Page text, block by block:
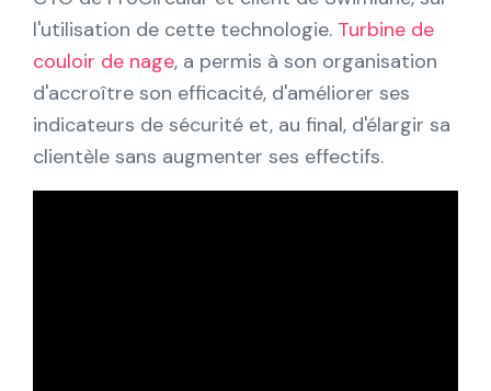
Contact
Blog
l'utilisation de cette technologie. Turbine de
couloir de nage, a permis à son organisation
d'accroître son efficacité, d'améliorer ses
indicateurs de sécurité et, au final, d'élargir sa
clientèle sans augmenter ses effectifs.